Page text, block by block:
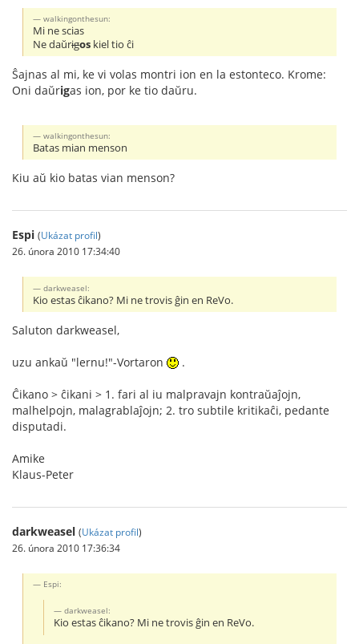
walkingonthesun:
Mi ne scias
Ne daŭrigos kiel tio ĉi
Ŝajnas al mi, ke vi volas montri ion en la estonteco. Krome:
Oni daŭrigas ion, por ke tio daŭru.
walkingonthesun:
Batas mian menson
Kiu aŭ kio batas vian menson?
Espi (Ukázat profil)
26. února 2010 17:34:40
darkweasel:
Kio estas ĉikano? Mi ne trovis ĝin en ReVo.
Saluton darkweasel,
uzu ankaŭ "lernu!"-Vortaron .
Ĉikano > ĉikani > 1. fari al iu malpravajn kontraŭaĵojn,
malhelpojn, malagrablaĵojn; 2. tro subtile kritikaĉi, pedante
disputadi.
Amike
Klaus-Peter
darkweasel (Ukázat profil)
26. února 2010 17:36:34
Espi:
darkweasel:
Kio estas ĉikano? Mi ne trovis ĝin en ReVo.